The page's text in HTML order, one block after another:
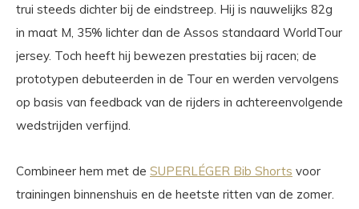
trui steeds dichter bij de eindstreep. Hij is nauwelijks 82g
in maat M, 35% lichter dan de Assos standaard WorldTour
jersey. Toch heeft hij bewezen prestaties bij racen; de
prototypen debuteerden in de Tour en werden vervolgens
op basis van feedback van de rijders in achtereenvolgende
wedstrijden verfijnd.
Combineer hem met de SUPERLÉGER Bib Shorts voor
trainingen binnenshuis en de heetste ritten van de zomer.